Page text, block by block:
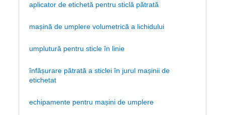
aplicator de etichetă pentru sticlă pătrată
mașină de umplere volumetrică a lichidului
umplutură pentru sticle în linie
înfășurare pătrată a sticlei în jurul mașinii de
etichetat
echipamente pentru mașini de umplere